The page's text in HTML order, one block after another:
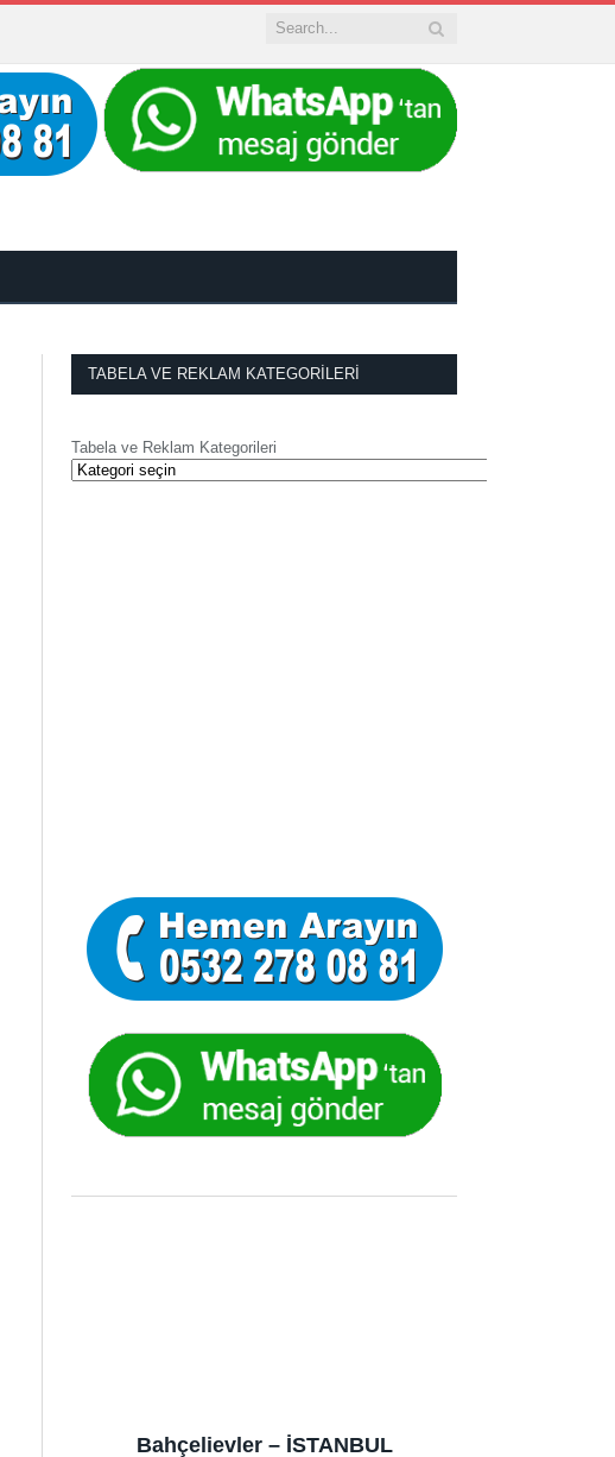
TABELA VE REKLAM KATEGORILERI
Tabela ve Reklam Kategorileri
Bahçelievler – İSTANBUL